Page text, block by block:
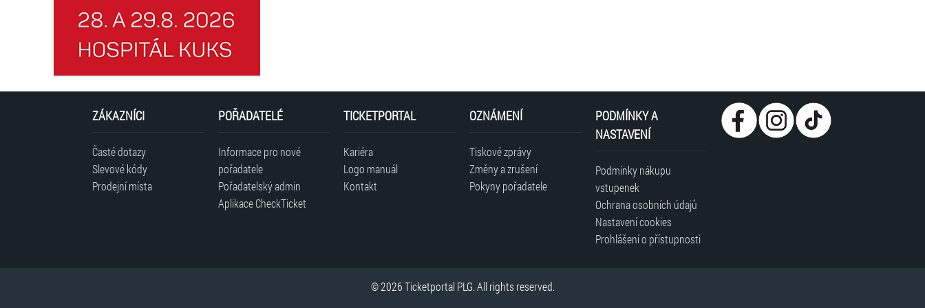
ZÁKAZNÍCI
Časté dotazy
Slevové kódy
Prodejní místa
POŘADATELÉ
Informace pro nové
pořadatele
Pořadatelský admin
Aplikace CheckTicket
TICKETPORTAL
Kariéra
Logo manuál
Kontakt
OZNÁMENÍ
Tiskové zprávy
Změny a zrušení
Pokyny pořadatele
PODMÍNKY A
NASTAVENÍ
Podmínky nákupu
vstupenek
Ochrana osobních údajů
Nastavení cookies
Prohlášení o přístupnosti
© 2026 Ticketportal PLG. All rights reserved.